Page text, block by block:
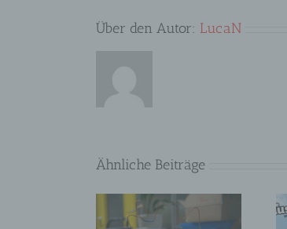
Über den Autor: LucaN
Ähnliche Beiträge